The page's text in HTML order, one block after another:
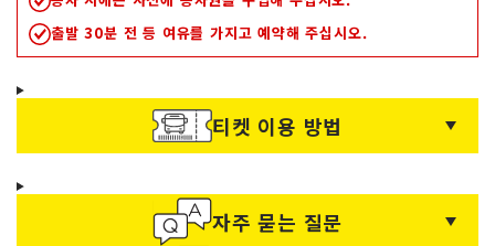
출발 30분 전 등 여유를 가지고 예약해 주십시오.
티켓 이용 방법
자주 묻는 질문